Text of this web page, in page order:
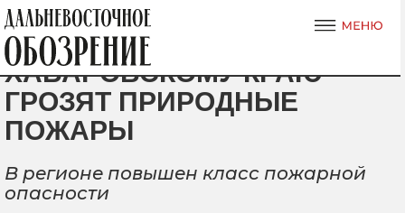
ХАБАРОВСКОМУ КРАЮ
ГРОЗЯТ ПРИРОДНЫЕ
ПОЖАРЫ
В регионе повышен класс пожарной
опасности